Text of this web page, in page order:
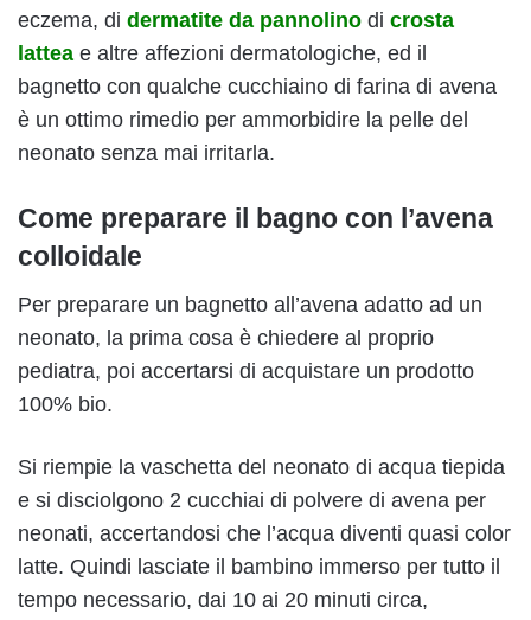
eczema, di dermatite da pannolino di crosta
lattea e altre affezioni dermatologiche, ed il
bagnetto con qualche cucchiaino di farina di avena
è un ottimo rimedio per ammorbidire la pelle del
neonato senza mai irritarla.
Come preparare il bagno con l’avena
colloidale
Per preparare un bagnetto all’avena adatto ad un
neonato, la prima cosa è chiedere al proprio
pediatra, poi accertarsi di acquistare un prodotto
100% bio.
Si riempie la vaschetta del neonato di acqua tiepida
e si disciolgono 2 cucchiai di polvere di avena per
neonati, accertandosi che l’acqua diventi quasi color
latte. Quindi lasciate il bambino immerso per tutto il
tempo necessario, dai 10 ai 20 minuti circa,